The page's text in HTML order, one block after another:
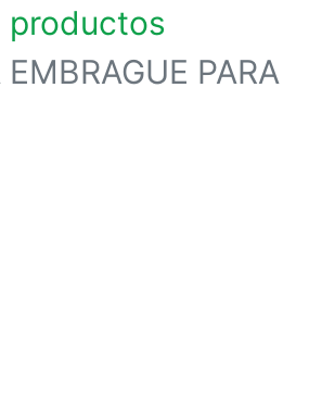
productos
PARA